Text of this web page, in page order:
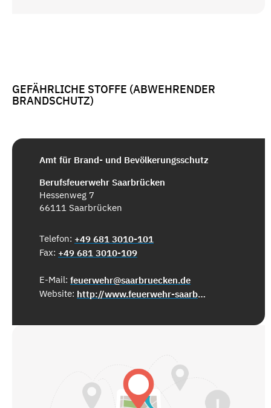
GEFÄHRLICHE STOFFE (ABWEHRENDER
BRANDSCHUTZ)
Amt für Brand- und Bevölkerungsschutz
Berufsfeuerwehr Saarbrücken
Hessenweg 7
66111 Saarbrücken
Telefon: +49 681 3010-101
Fax: +49 681 3010-109
E-Mail: feuerwehr@saarbruecken.de
Website:
http://www.feuerwehr-saarbruecken.de